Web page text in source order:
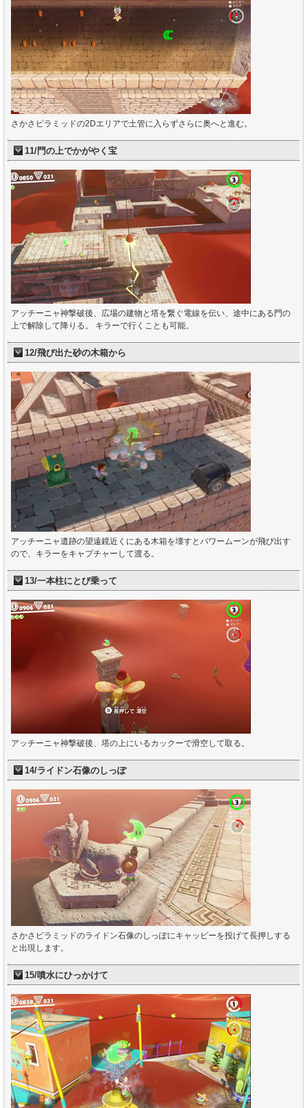
さかさピラミッドの2Dエリアで土管に入らずさらに奥へと進む。
11/門の上でかがやく宝
アッチーニャ神撃破後、広場の建物と塔を繋ぐ電線を伝い、途中にある門の
上で解除して降りる。 キラーで行くことも可能。
12/飛び出た砂の木箱から
アッチーニャ遺跡の望遠鏡近くにある木箱を壊すとパワームーンが飛び出す
ので、キラーをキャプチャーして渡る。
13/一本柱にとび乗って
アッチーニャ神撃破後、塔の上にいるカックーで滑空して取る。
14/ライドン石像のしっぽ
さかさピラミッドのライドン石像のしっぽにキャッピーを投げて長押しする
と出現します。
15/噴水にひっかけて